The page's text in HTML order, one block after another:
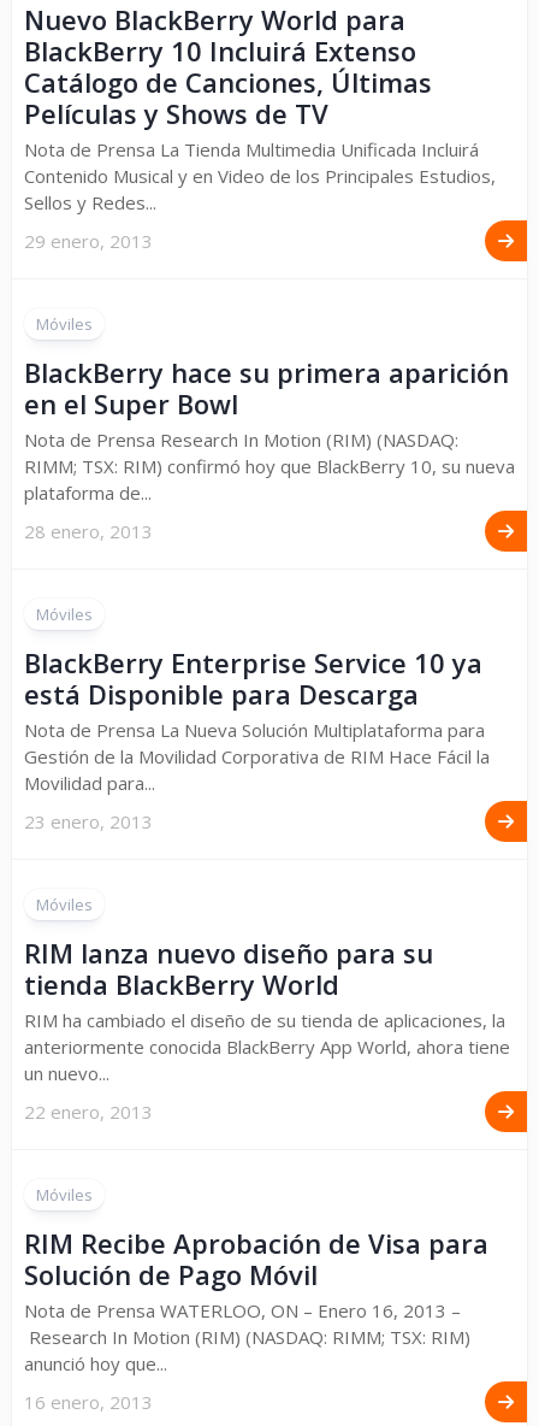
Nuevo BlackBerry World para
BlackBerry 10 Incluirá Extenso
Catálogo de Canciones, Últimas
Películas y Shows de TV
Nota de Prensa La Tienda Multimedia Unificada Incluirá
Contenido Musical y en Video de los Principales Estudios,
Sellos y Redes...
29 enero, 2013
Móviles
BlackBerry hace su primera aparición
en el Super Bowl
Nota de Prensa Research In Motion (RIM) (NASDAQ:
RIMM; TSX: RIM) confirmó hoy que BlackBerry 10, su nueva
plataforma de...
28 enero, 2013
Móviles
BlackBerry Enterprise Service 10 ya
está Disponible para Descarga
Nota de Prensa La Nueva Solución Multiplataforma para
Gestión de la Movilidad Corporativa de RIM Hace Fácil la
Movilidad para...
23 enero, 2013
Móviles
RIM lanza nuevo diseño para su
tienda BlackBerry World
RIM ha cambiado el diseño de su tienda de aplicaciones, la
anteriormente conocida BlackBerry App World, ahora tiene
un nuevo...
22 enero, 2013
Móviles
RIM Recibe Aprobación de Visa para
Solución de Pago Móvil
Nota de Prensa WATERLOO, ON – Enero 16, 2013 –
Research In Motion (RIM) (NASDAQ: RIMM; TSX: RIM)
anunció hoy que...
16 enero, 2013